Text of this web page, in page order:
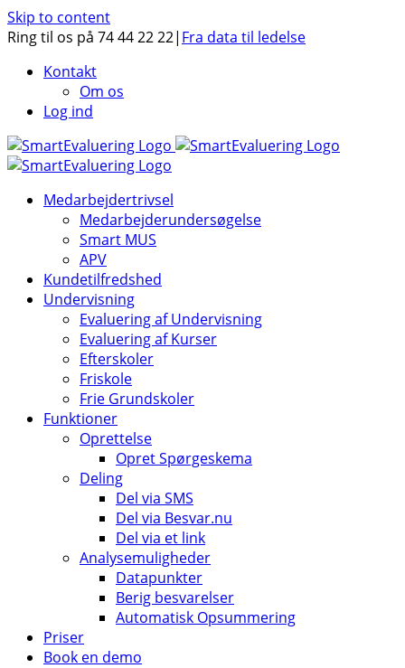
Skip to content
Ring til os på 74 44 22 22| Fra data til ledelse
Kontakt
Om os
Log ind
Medarbejdertrivsel
Medarbejderundersøgelse
Smart MUS
APV
Kundetilfredshed
Undervisning
Evaluering af Undervisning
Evaluering af Kurser
Efterskoler
Friskole
Frie Grundskoler
Funktioner
Oprettelse
Opret Spørgeskema
Deling
Del via SMS
Del via Besvar.nu
Del via et link
Analysemuligheder
Datapunkter
Berig besvarelser
Automatisk Opsummering
Priser
Book en demo